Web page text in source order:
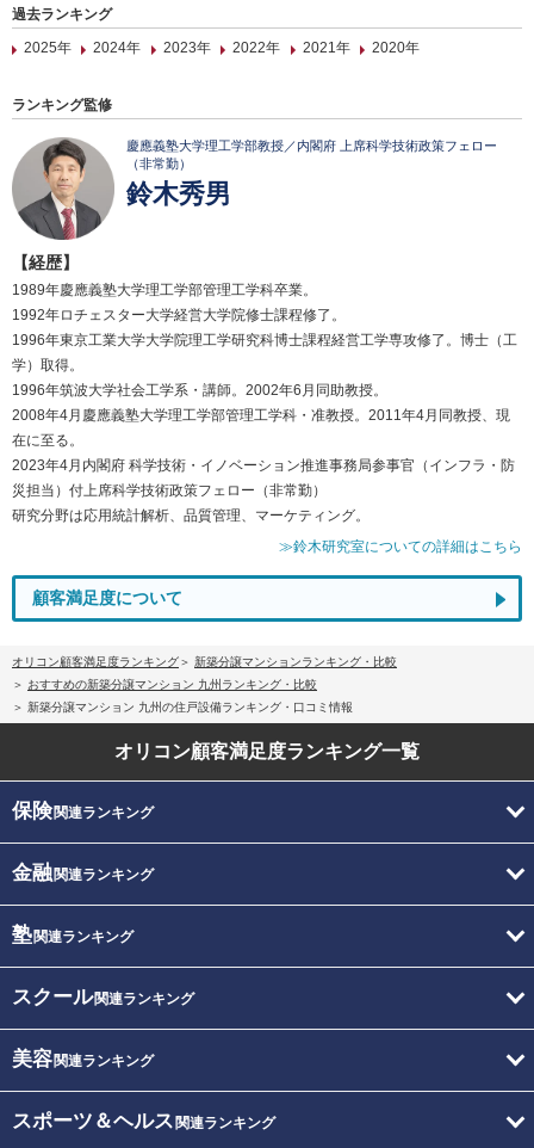
過去ランキング
2025年
2024年 2023年 2022年 2021年 2020年
ランキング監修
慶應義塾大学理工学部教授／内閣府 上席科学技術政策フェロー
（非常勤）
鈴木秀男
【経歴】
1989年慶應義塾大学理工学部管理工学科卒業。
1992年ロチェスター大学経営大学院修士課程修了。
1996年東京工業大学大学院理工学研究科博士課程経営工学専攻修了。博士（工
学）取得。
1996年筑波大学社会工学系・講師。2002年6月同助教授。
2008年4月慶應義塾大学理工学部管理工学科・准教授。2011年4月同教授、現
在に至る。
2023年4月内閣府 科学技術・イノベーション推進事務局参事官（インフラ・防
災担当）付上席科学技術政策フェロー（非常勤）
研究分野は応用統計解析、品質管理、マーケティング。
≫鈴木研究室についての詳細はこちら
顧客満足度について
オリコン顧客満足度ランキング
新築分譲マンションランキング・比較
おすすめの新築分譲マンション 九州ランキング・比較
新築分譲マンション 九州の住戸設備ランキング・口コミ情報
オリコン顧客満足度ランキング一覧
保険関連ランキング
金融関連ランキング
塾関連ランキング
スクール関連ランキング
美容関連ランキング
スポーツ＆ヘルス 関連ランキング